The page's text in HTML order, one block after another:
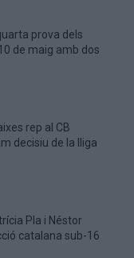
prova dels
de maig amb dos
rep al CB
decisiu de la lliga
Pla i Néstor
catalana sub-16